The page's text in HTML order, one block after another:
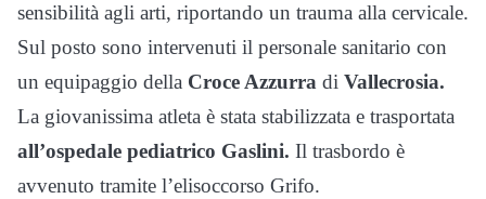
sensibilità agli arti, riportando un trauma alla cervicale.
Sul posto sono intervenuti il personale sanitario con
un equipaggio della Croce Azzurra di Vallecrosia.
La giovanissima atleta è stata stabilizzata e trasportata
all’ospedale pediatrico Gaslini. Il trasbordo è
avvenuto tramite l’elisoccorso Grifo.